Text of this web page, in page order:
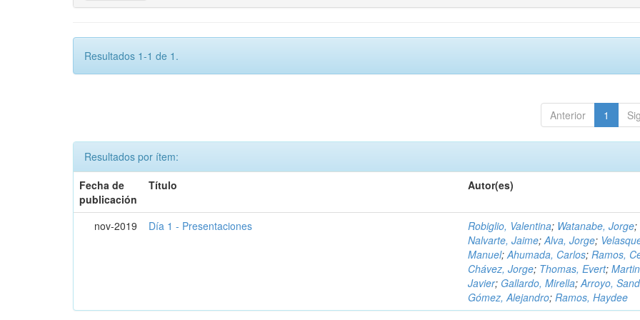
Resultados 1-1 de 1.
Anterior 1
Resultados por ítem:
Fecha de
publicación
Título Autor(es)
nov-2019 Día 1 - Presentaciones Robiglio, Valentina; Watanabe, Jorge;
Nalvarte, Jaime;Alva, Jorge;
Manuel;Ahumada, Carlos;Ramos,
Chávez, Jorge; Thomas, Evert;
Javier; Gallardo, Mirella;Arroyo,
Gómez, Alejandro;Ramos, Haydee